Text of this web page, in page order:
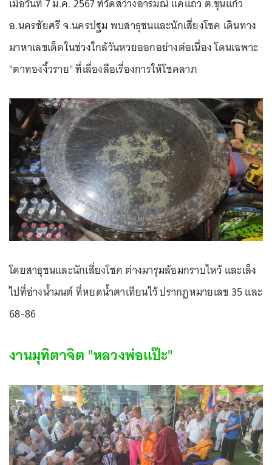
เมื่อวันที่ 7 ม.ค. 2567 ที่วัดสว่างอารมณ์ แคแถว ต.ขุนแก้ว
อ.นครชัยศรี จ.นครปฐม พบสาธุชนและนักเสี่ยงโชค เดินทาง
มาหาเลขเด็ดในช่วงใกล้วันหวยออกอย่างต่อเนื่อง โดนเฉพาะ
"ตาทองงิ้วราย" ที่เลื่องลือเรื่องการให้โชคลาภ
โดยสาธุชนและนักเสี่ยงโชค ต่างมารุมล้อมกราบไหว้ และเล็ง
ไปที่อ่างน้ำมนต์ ที่หยดน้ำตาเทียนไว้ ปรากฏหมายเลข 35 และ
68-86
งานมุทิตาจิต "หลวงพ่อแป๊ะ"